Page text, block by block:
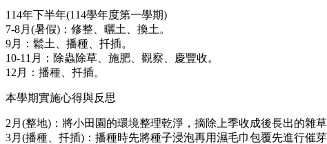
114年下半年(114學年度第一學期)
7-8月(暑假)：修整、曬土、換土。
9月：鬆土、播種、扦插。
10-11月：除蟲除草、施肥、觀察、慶豐收。
12月：播種、扦插。
本學期實施心得與反思
2月(整地)：將小田園的環境整理乾淨，摘除上季收成後長出的雜
3月(播種、扦插)：播種時先將種子浸泡再用濕毛巾包覆先進行催